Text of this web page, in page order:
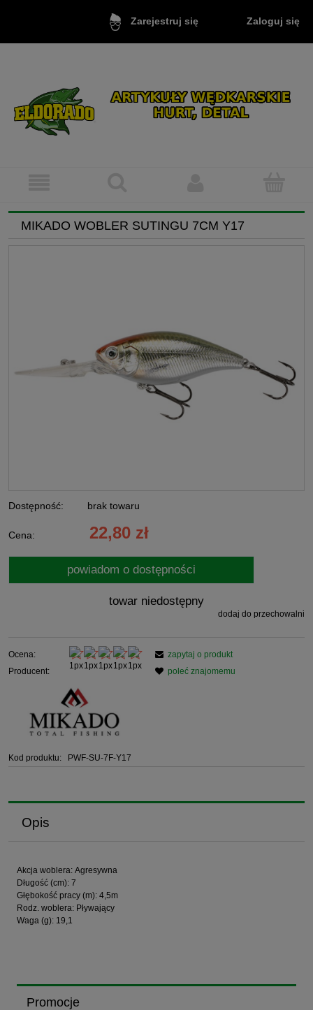
Zarejestruj się Zaloguj się
MIKADO WOBLER SUTINGU 7CM Y17
Dostępność: brak towaru
Cena: 22,80 zł
powiadom o dostępności
towar niedostępny
dodaj do przechowalni
Ocena:
Producent:
Kod produktu: PWF-SU-7F-Y17
zapytaj o produkt
poleć znajomemu
Opis
Akcja woblera: Agresywna
Długość (cm): 7
Głębokość pracy (m): 4,5m
Rodz. woblera: Pływający
Waga (g): 19,1
Promocje